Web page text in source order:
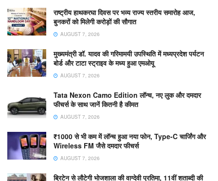
राष्ट्रीय हाथकरघा दिवस पर भव्य राज्य स्तरीय समारोह आज,
बुनकरों को मिलेगी करोड़ों की सौगात
AUGUST 7, 2026
मुख्यमंत्री डॉ. यादव की गरिमामयी उपस्थिति में मध्यप्रदेश पर्यटन
बोर्ड और टाटा स्ट्राइव के मध्य हुआ एमओयू
AUGUST 7, 2026
Tata Nexon Camo Edition लॉन्च, नए लुक और दमदार
फीचर्स के साथ जानें कितनी है कीमत
AUGUST 7, 2026
₹1000 से भी कम में लॉन्च हुआ नया फोन, Type-C चार्जिंग और
Wireless FM जैसे दमदार फीचर्स
AUGUST 7, 2026
ब्रिटेन से लौटेगी भोजशाला की वाग्देवी प्रतिमा, 11वीं शताब्दी की